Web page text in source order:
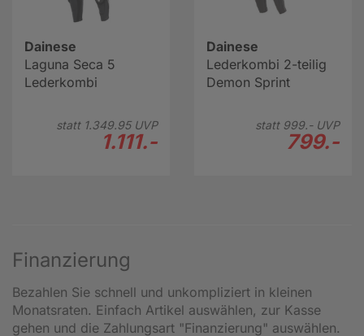
Dainese
Laguna Seca 5
Lederkombi
statt 1.349.95UVP
1.111.-
Dainese
Lederkombi 2-teilig
Demon Sprint
statt 999.-UVP
799.-
Finanzierung
Bezahlen Sie schnell und unkompliziert in kleinen
Monatsraten. Einfach Artikel auswählen, zur Kasse
gehen und die Zahlungsart "Finanzierung" auswählen.